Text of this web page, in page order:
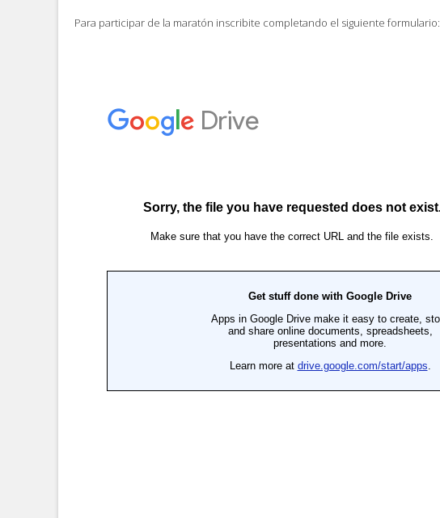
Para participar de la maratón inscribite completando el siguiente formulario: